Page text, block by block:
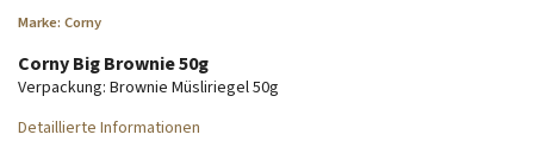
Marke: Corny
Corny Big Brownie 50g
Verpackung: Brownie Müsliriegel 50g
Detaillierte Informationen